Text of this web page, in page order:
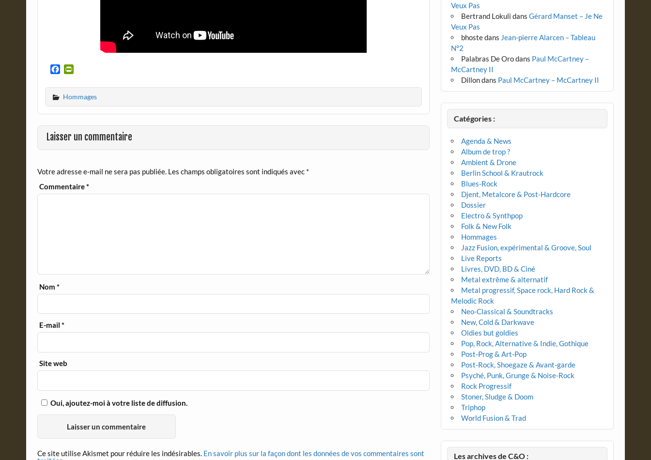
c
e
b
o
o
k
i
n
t
F
r
i
l
y
Hommages
Laisser un commentaire
Votre adresse e-mail ne sera pas publiée. Les champs obligatoires sont indiqués avec *
Commentaire*
Nom*
E-mail*
Site web
Oui, ajoutez-moi à votre liste de diffusion.
Ce site utilise Akismet pour réduire les indésirables. En savoir plus sur la façon dont les données de vos commentaires sont
Veux Pas
Bertrand Lokuli dansGérard Manset – Je Ne
Veux Pas
bhostedans Jean-pierre Alarcen – Tableau
N°2
Palabras De Orodans Paul McCartney –
McCartney II
Dillondans Paul McCartney – McCartney II
Catégories :
Agenda & News
Album de trop ?
Ambient & Drone
Berlin School & Krautrock
Blues-Rock
Djent, Metalcore & Post-Hardcore
Dossier
Electro & Synthpop
Folk & New Folk
Hommages
Jazz Fusion, expérimental & Groove, Soul
Live Reports
Livres, DVD, BD & Ciné
Metal extrême & alternatif
Metal progressif, Space rock, Hard Rock &
Melodic Rock
Neo-Classical & Soundtracks
New, Cold & Darkwave
Oldies but goldies
Pop, Rock, Alternative & Indie, Gothique
Post-Prog & Art-Pop
Post-Rock, Shoegaze & Avant-garde
Psyché, Punk, Grunge & Noise-Rock
Rock Progressif
Stoner, Sludge & Doom
Triphop
World Fusion & Trad
Les archives de C&O :